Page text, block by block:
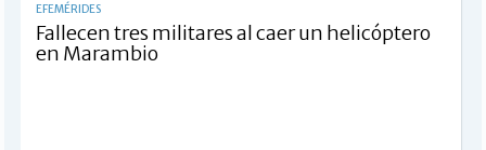
EFEMÉRIDES
Fallecen tres militares al caer un helicóptero
en Marambio